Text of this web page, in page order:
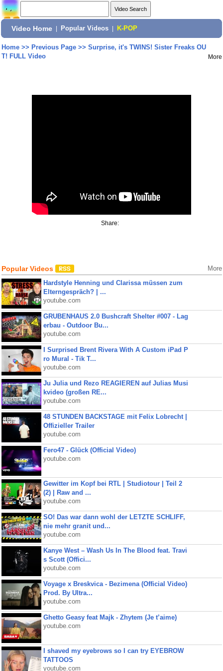
Video Home Popular Videos K-POP
Home>> Previous Page>> Surprise, it's TWINS! Sister Freaks OU
T! FULL Video
More
Share:
Popular Videos More
Hardstyle Henning und Clarissa müssen zum
Elterngespräch? | ...
youtube.com
GRUBENHAUS 2.0 Bushcraft Shelter #007 - Lag
erbau - Outdoor Bu...
youtube.com
I Surprised Brent Rivera With A Custom iPad P
ro Mural - Tik T...
youtube.com
Ju Julia und Rezo REAGIEREN auf Julias Musi
kvideo (großen RE...
youtube.com
48 STUNDEN BACKSTAGE mit Felix Lobrecht |
Offizieller Trailer
youtube.com
Fero47 - Glück (Official Video)
youtube.com
Gewitter im Kopf bei RTL | Studiotour | Teil 2
(2) | Raw and ...
youtube.com
SO! Das war dann wohl der LETZTE SCHLIFF,
nie mehr granit und...
youtube.com
Kanye West – Wash Us In The Blood feat. Travi
s Scott (Offici...
youtube.com
Voyage x Breskvica - Bezimena (Official Video)
Prod. By Ultra...
youtube.com
Ghetto Geasy feat Majk - Zhytem (Je t’aime)
youtube.com
I shaved my eyebrows so I can try EYEBROW
TATTOOS
youtube.com